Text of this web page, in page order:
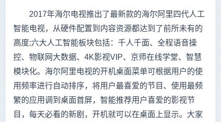
2017年海尔电视推出了最新款的海尔阿里四代人工
智能电视，从硬件配置到内容资源都达到了前所未有的
高度;六大人工智能板块包括：千人千面、全程语音操
控、物联网大数据、4K影视VIP、京师在线学堂、智慧
模块化。海尔阿里电视的开机桌面菜单可根据用户的使
用频率进行自动排序，将用户最喜爱的节目、使用最频
繁的应用调到桌面首屏，智能推荐用户喜爱的影视节
目，每天必看的新剧，开机就可以在桌面上显示。大家